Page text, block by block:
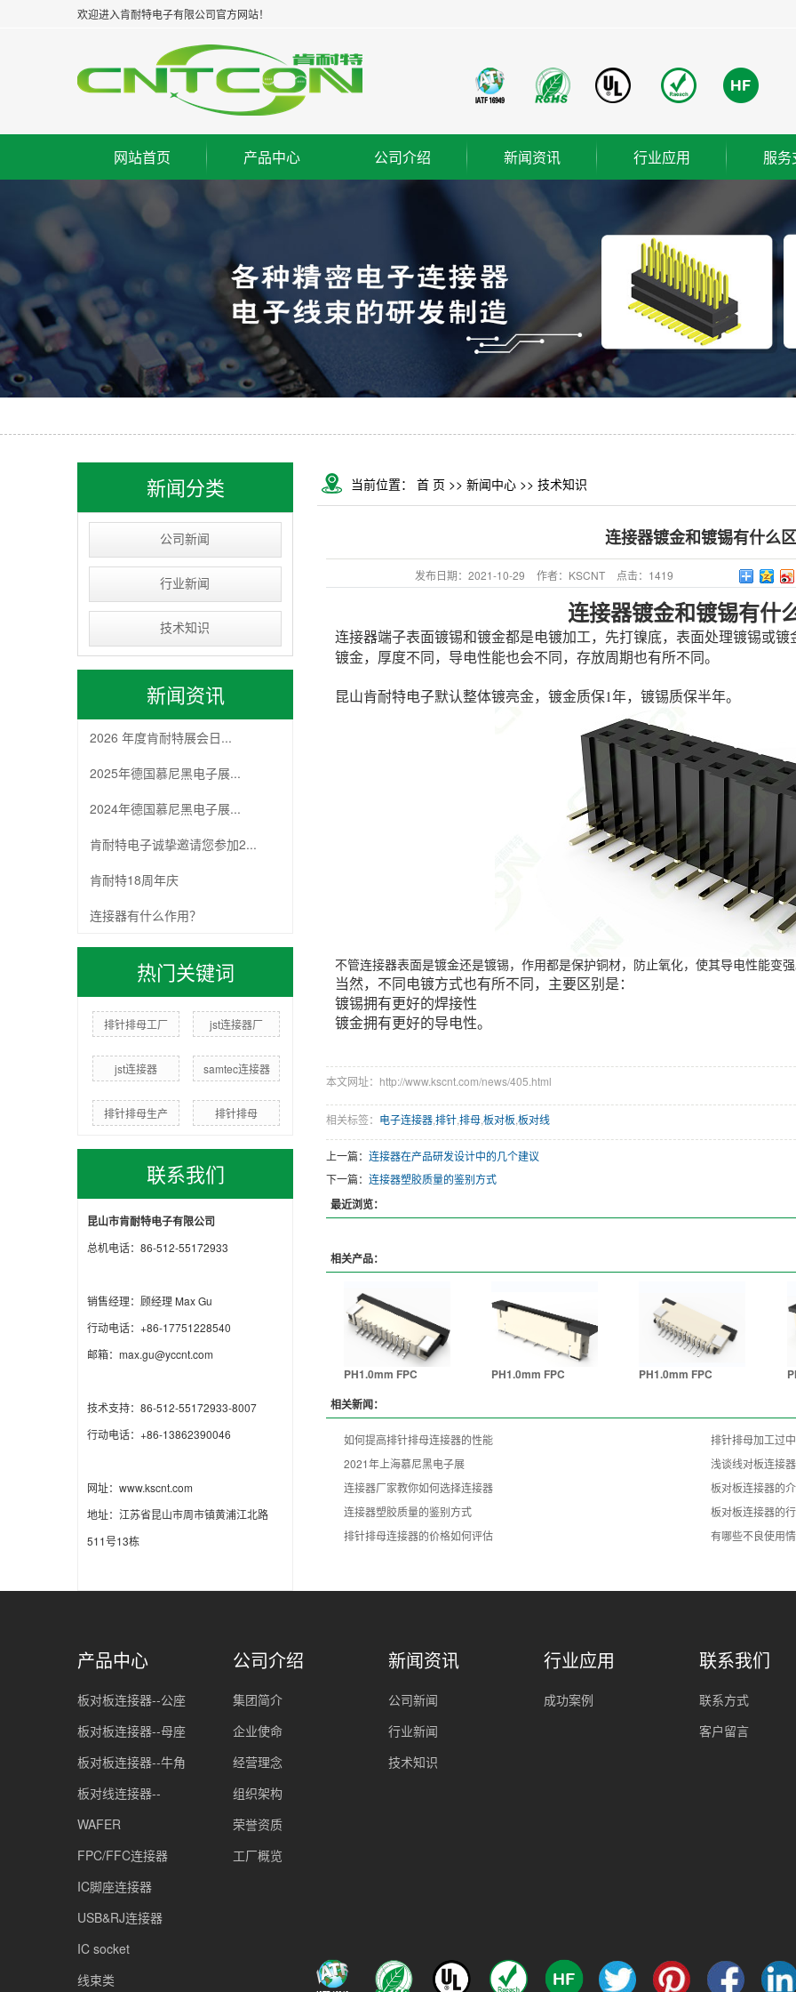
欢迎进入肯耐特电子有限公司官方网站！
网站首页
产品中心
板对板连接器--公座
板对板连接器--牛角
板对线连接器--WAFER
FPC/FFC连接器
IC脚座连接器
USB&RJ连接器
IC socket
线束类
D-SUB连接器
公司介绍
经营理念
组织架构
荣誉资质
新闻资讯
公司新闻
技术知识
行业应用
成功案例
服
新闻分类
公司新闻
行业新闻
技术知识
新闻资讯
2026 年度肯耐特展会日...
2025年德国慕尼黑电子展...
2024年德国慕尼黑电子展...
肯耐特电子诚挚邀请您参加2...
肯耐特18周年庆
连接器有什么作用？
热门关键词
排针排母工厂 jst连接器厂
jst连接器 samtec连接器
排针排母生产 排针排母
联系我们
昆山市肯耐特电子有限公司
总机电话：86-512-55172933
销售经理：顾经理 Max Gu
行动电话：+86-17751228540
邮箱：max.gu@yccnt.com
技术支持：86-512-55172933-8007
行动电话：+86-13862390046
网址：www.kscnt.com
地址：江苏省昆山市周市镇黄浦江北路
511号13栋
当前位置： 首 页 >> 新闻中心 >> 技术知识
连接器镀金和镀锡有什么
发布日期： 2021-10-29 作者： KSCNT 点击： 1419
连接器镀金和镀锡有什
连接器端子表面镀锡和镀金都是电镀加工，先打镍底，表面处理镀锡或镀
镀金，厚度不同，导电性能也会不同，存放周期也有所不同。
昆山肯耐特电子默认整体镀亮金，镀金质保1年，镀锡质保半年。
不管连接器表面是镀金还是镀锡，作用都是保护铜材，防止氧化，使其导电性能变
当然，不同电镀方式也有所不同，主要区别是：
镀锡拥有更好的焊接性
镀金拥有更好的导电性。
本文网址：http://www.kscnt.com/news/405.html
相关标签： 电子连接器排针排母板对板 板对线
上一篇： 连接器在产品研发设计中的几个建议
下一篇： 连接器塑胶质量的鉴别方式
最近浏览：
相关产品：
PH1.0mm FPC PH1.0mm FPC PH1.0mm FPC
相关新闻：
如何提高排针排母连接器的性能
排针排母加工过
2021年上海慕尼黑电子展
浅谈线对板连接
连接器厂家教你如何选择连接器
板对板连接器的
连接器塑胶质量的鉴别方式
板对板连接器的
排针排母连接器的价格如何评估
有哪些不良使用
产品中心
板对板连接器--公座
板对板连接器--母座
板对板连接器--牛角
板对线连接器--
WAFER
FPC/FFC连接器
IC脚座连接器
USB&RJ连接器
IC socket
线束类
公司介绍
集团简介
企业使命
经营理念
组织架构
荣誉资质
工厂概览
新闻资讯
公司新闻
行业新闻
技术知识
行业应用
成功案例
联系我们
联系方式
客户留言